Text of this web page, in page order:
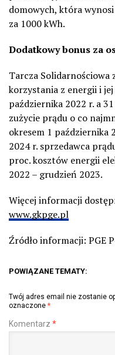
domowych, która
za 1000 kWh.
Dodatkowy bonus za
Tarcza Solidarnościowa
korzystania z energii i jej
października 2022 r. a
zużycie prądu o co
okresem 1 października
2024 r. sprzedawca
proc. kosztów energii
2022 – grudzień 2023.
Więcej informacji
www.gkpge.pl
Źródło informacji: PGE
POWIĄZANE TEMATY:
Twój adres email nie zostanie
oznaczone *
Komentarz *